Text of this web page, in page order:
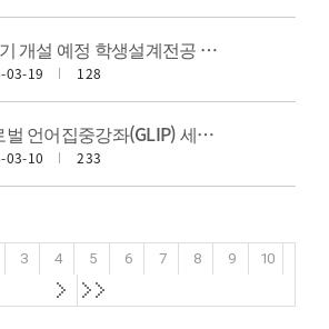
2026학년도 2학기 개설 예정 학생설계전공 신설(변경) 신청 안내(연장)
03-19 128
2026학년도 글로벌 언어집중강좌(GLIP) 세션1 운영 안내
03-10 233
3 4 5 6 7 8 9
10
첫
첫